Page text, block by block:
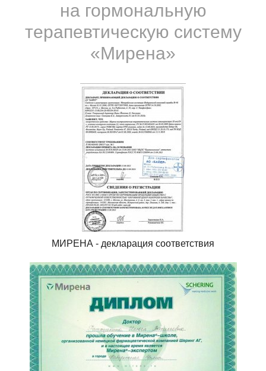
на гормональную
терапевтическую систему
«Мирена»
МИРЕНА - декларация соответствия